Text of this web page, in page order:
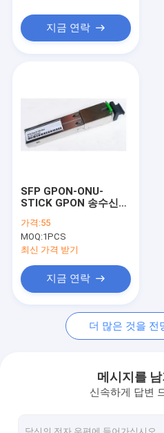
회사 소개
SFP+ 광학적인 송수신기
GPON 송수신기
QSFP + 광학적인 송수신기
100g 광학적인 송수신기
10G X2 단위
지금 연락
SFP GPON-ONU-
STICK GPON 송수신기
20KM
Tx1310nm/Rx1490nm
SM
가격:55
MOQ:1PCS
최신 가격 받기
지금 연락
더 많은 것을 전
메시지를
신속하게 답변